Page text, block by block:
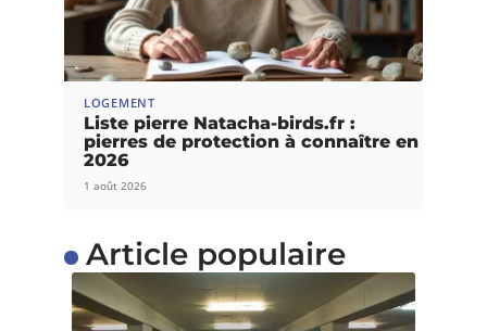
LOGEMENT
Liste pierre Natacha-birds.fr :
pierres de protection à connaître en
2026
1 août 2026
Article populaire